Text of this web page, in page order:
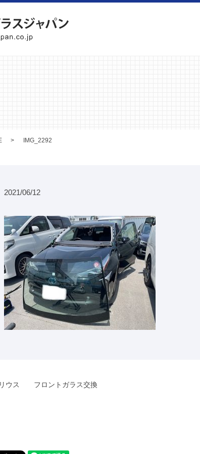
IMG_2292
2021/06/12
ウス フロントガラス交換